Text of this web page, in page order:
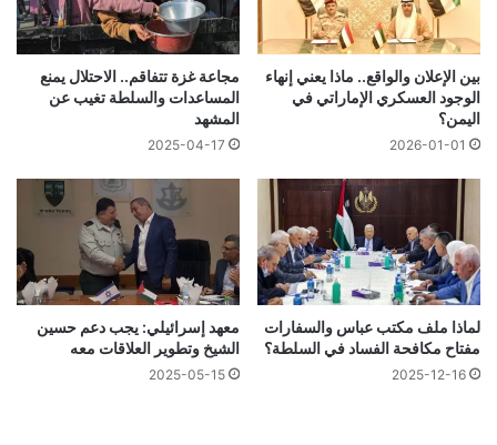
بين الإعلان والواقع.. ماذا يعني إنهاء
الوجود العسكري الإماراتي في
اليمن؟
2026-01-01
مجاعة غزة تتفاقم.. الاحتلال يمنع
المساعدات والسلطة تغيب عن
المشهد
2025-04-17
لماذا ملف مكتب عباس والسفارات
مفتاح مكافحة الفساد في السلطة؟
2025-12-16
معهد إسرائيلي: يجب دعم حسين
الشيخ وتطوير العلاقات معه
2025-05-15